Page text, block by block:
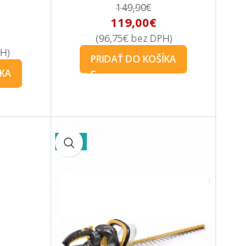
149,90€
119,00€
(96,75€bez DPH)
PRIDAŤ DO KOŠÍKA
-5%